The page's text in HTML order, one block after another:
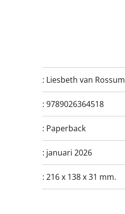
: Liesbeth van Rossum
: 9789026364518
: Paperback
: januari 2026
: 216 x 138 x 31 mm.